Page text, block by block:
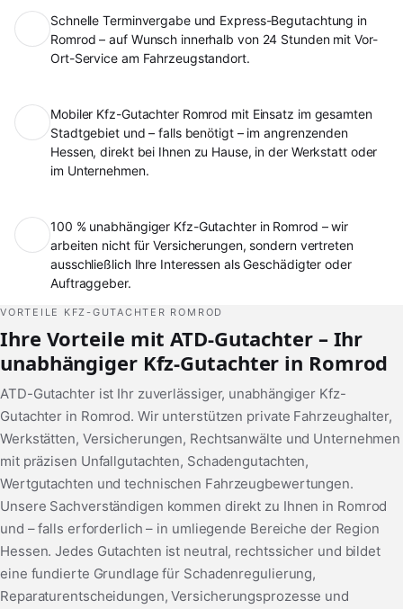
Schnelle Terminvergabe und Express-Begutachtung in
Romrod – auf Wunsch innerhalb von 24 Stunden mit Vor-
Ort-Service am Fahrzeugstandort.
Mobiler Kfz-Gutachter Romrod mit Einsatz im gesamten
Stadtgebiet und – falls benötigt – im angrenzenden
Hessen, direkt bei Ihnen zu Hause, in der Werkstatt oder
im Unternehmen.
100 % unabhängiger Kfz-Gutachter in Romrod – wir
arbeiten nicht für Versicherungen, sondern vertreten
ausschließlich Ihre Interessen als Geschädigter oder
Auftraggeber.
VORTEILE KFZ-GUTACHTER ROMROD
Ihre Vorteile mit ATD-Gutachter – Ihr
unabhängiger Kfz-Gutachter in Romrod
ATD-Gutachter ist Ihr zuverlässiger, unabhängiger Kfz-
Gutachter in Romrod. Wir unterstützen private Fahrzeughalter,
Werkstätten, Versicherungen, Rechtsanwälte und Unternehmen
mit präzisen Unfallgutachten, Schadengutachten,
Wertgutachten und technischen Fahrzeugbewertungen.
Unsere Sachverständigen kommen direkt zu Ihnen in Romrod
und – falls erforderlich – in umliegende Bereiche der Region
Hessen. Jedes Gutachten ist neutral, rechtssicher und bildet
eine fundierte Grundlage für Schadenregulierung,
Reparaturentscheidungen, Versicherungsprozesse und